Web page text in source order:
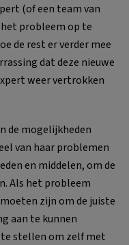
(of een team van
probleem op te
de rest er verder mee
dat deze nieuwe
weer vertrokken
de mogelijkheden
van haar problemen
en middelen, om de
Als het probleem
zijn om de juiste
aan te kunnen
stellen om zelf met